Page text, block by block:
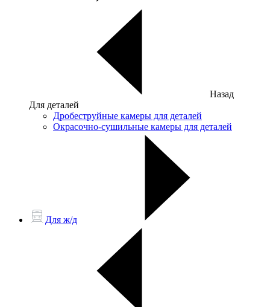
Назад
Для деталей
Дробеструйные камеры для деталей
Окрасочно-сушильные камеры для деталей
Для ж/д